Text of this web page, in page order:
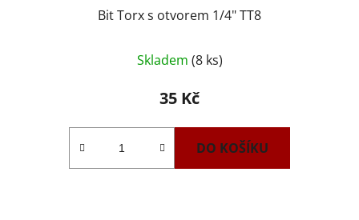
Bit Torx s otvorem 1/4" TT8
Skladem (8 ks)
35 Kč
DO KOŠÍKU